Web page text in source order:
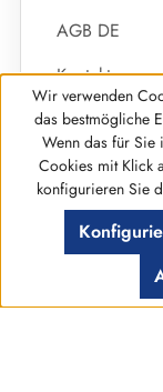
AGB DE
Kontakt
Vertrag
© %year%
Wir verwenden
das bestmögliche
Wenn das für Sie
Cookies mit Klick
konfigurieren Sie